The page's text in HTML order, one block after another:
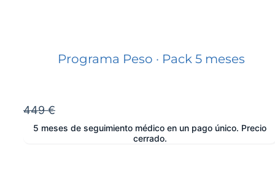
Programa Peso · Pack 5 meses
449 €
5 meses de seguimiento médico en un pago único. Precio
cerrado.